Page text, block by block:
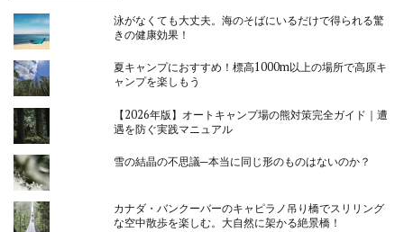
泳がなくても大丈夫。海のそばにいるだけで得られる驚
きの健康効果！
夏キャンプにおすすめ！標高1000m以上の場所で高原キ
ャンプを楽しもう
【2026年版】オートキャンプ場の熊対策完全ガイド｜遭
遇を防ぐ実践マニュアル
雪の結晶の不思議─本当に同じ形のものはないのか？
カナダ・バンクーバーのキャピラノ吊り橋でスリリング
な空中散歩を楽しむ。大自然に架かる絶景橋！